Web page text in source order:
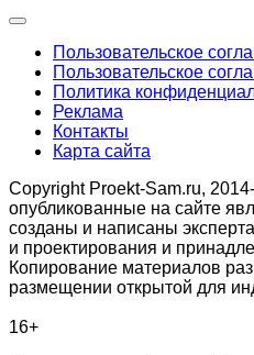
Пользовательское
Пользовательское
Политика
Реклама
Контакты
Карта сайта
Copyright Proekt-Sam.ru,
опубликованные на сайте
созданы и написаны
и проектирования и
Копирование материалов
размещении открытой для
16+